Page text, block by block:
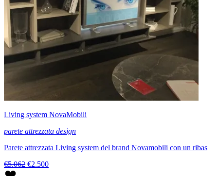
Living system NovaMobili
parete attrezzata design
Parete attrezzata Living system del brand Novamobili con un ribas
€5.062 €2.500